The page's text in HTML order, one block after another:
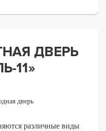
ДВЕРЬ
11»
различные виды